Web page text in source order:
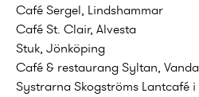
Café Sergel, Lindshammar
Café St. Clair, Alvesta
Stuk, Jönköping
Café & restaurang Syltan,
Systrarna Skogströms Lantcafé